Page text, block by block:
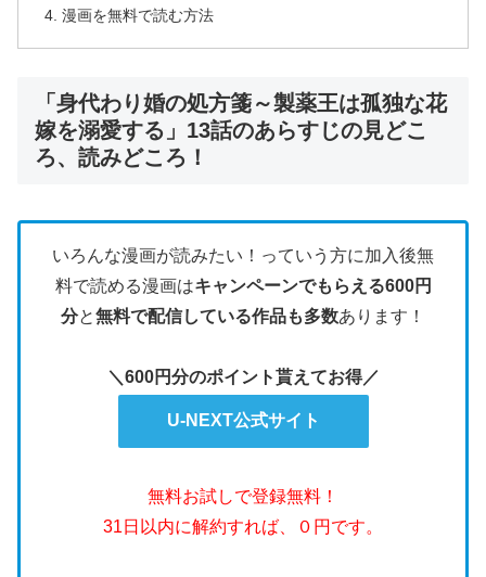
漫画を無料で読む方法
「身代わり婚の処方箋～製薬王は孤独な花
嫁を溺愛する」13話のあらすじの見どこ
ろ、読みどころ！
いろんな漫画が読みたい！っていう方に加入後無
料で読める漫画はキャンペーンでもらえる600円
分と無料で配信している作品も多数あります！
＼600円分のポイント貰えてお得／
U-NEXT公式サイト
無料お試しで登録無料！
31日以内に解約すれば、０円です。